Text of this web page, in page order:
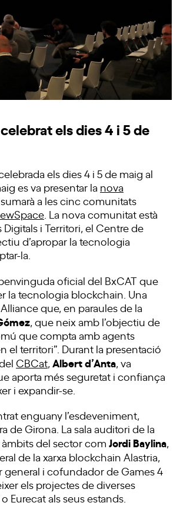
els dies 4 i 5 de
els dies 4 i 5 de maig al
es va presentar la nova
a les cinc comunitats
. La nova comunitat està
i Territori, el Centre de
d’apropar la tecnologia
la.
oficial del BxCAT que
la tecnologia blockchain. Una
que, en paraules de la
, que neix amb l’objectiu de
que compta amb agents
el territori”. Durant la presentació
CBCat,Albert d’Anta, va
aporta més seguretat i confiança
i expandir-se.
enguany l’esdeveniment,
de Girona. La sala auditori de la
del sector com Jordi Baylina,
de la xarxa blockchain Alastria,
general i cofundador de Games 4
els projectes de diverses
Eurecat als seus estands.